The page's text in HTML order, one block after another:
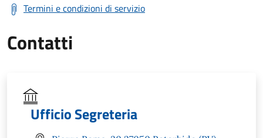
Termini e condizioni di servizio
Contatti
Ufficio Segreteria